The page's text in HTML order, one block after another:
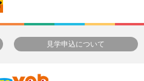
見学申込について